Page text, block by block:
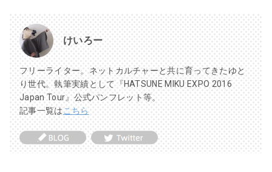
けいろー
フリーライター。ネットカルチャーと共に育ってきたゆと
り世代。執筆実績として『HATSUNE MIKU EXPO 2016
Japan Tour』公式パンフレット等。
記事一覧はこちら